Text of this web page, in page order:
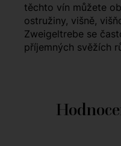
těchto vín můžete
ostružiny, višně,
Zweigeltrebe se
příjemných svěžích